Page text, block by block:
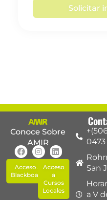
Solicitar
Conoce Sobre
AMIR
Acceso a
Blackboard
Acceso
a
Cursos
Locales
0473
San
a V